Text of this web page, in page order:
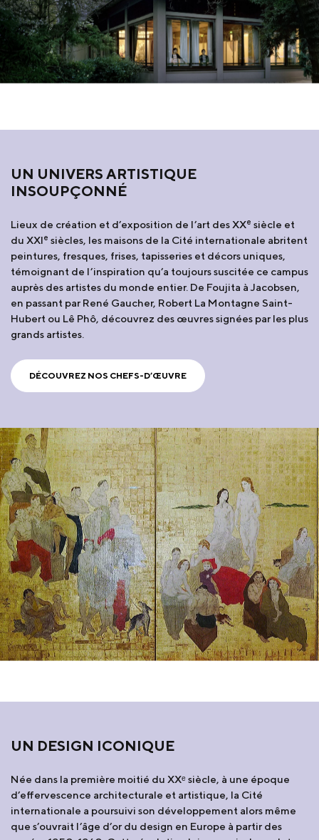
UN UNIVERS ARTISTIQUE
INSOUPÇONNÉ
Lieux de création et d’exposition de l’art des XXe siècle et
du XXIe siècles, les maisons de la Cité internationale abritent
peintures, fresques, frises, tapisseries et décors uniques,
témoignant de l’inspiration qu’a toujours suscitée ce campus
auprès des artistes du monde entier. De Foujita à Jacobsen,
en passant par René Gaucher, Robert La Montagne Saint-
Hubert ou Lê Phô, découvrez des œuvres signées par les plus
grands artistes.
DÉCOUVREZ NOS CHEFS-D’ŒUVRE
UN DESIGN ICONIQUE
Née dans la première moitié du XXᵉ siècle, à une époque
d’effervescence architecturale et artistique, la Cité
internationale a poursuivi son développement alors même
que s’ouvrait l’âge d’or du design en Europe à partir des